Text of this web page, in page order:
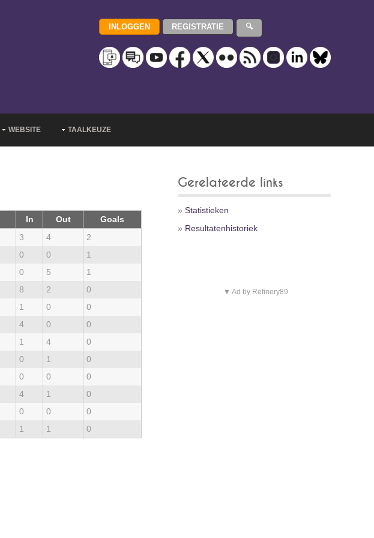
WEBSITE TAALKEUZE
In Out
Goals
3 4
2
0 0
1
0 5
1
8 2
0
1 0
0
4 0
0
1 4
0
0 1
0
0 0
0
4 1
0
0 0
0
1 1 0
Gerelateerde links
» Statistieken
» Resultatenhistoriek
▼ Ad by Refinery89